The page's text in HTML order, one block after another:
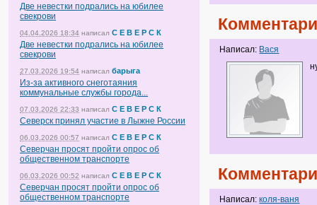
Две невестки подрались на юбилее
свекрови
04.04.2026 18:34 написал С Е В Е Р С К
Две невестки подрались на юбилее
свекрови
27.03.2026 19:54 написал барыга
Из-за активного снеготаяния
коммунальные службы города...
07.03.2026 22:33 написал С Е В Е Р С К
Северск принял участие в Лыжне России
06.03.2026 00:57 написал С Е В Е Р С К
Северчан просят пройти опрос об
общественном транспорте
06.03.2026 00:52 написал С Е В Е Р С К
Северчан просят пройти опрос об
общественном транспорте
Написал: Вася
Написал:коля-ваня